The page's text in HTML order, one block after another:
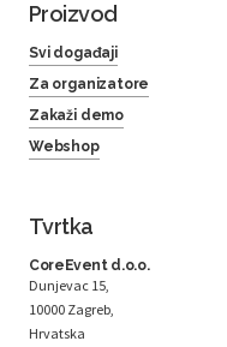
Proizvod
Svi događaji
Za organizatore
Zakaži demo
Webshop
Tvrtka
CoreEvent d.o.o.
Dunjevac 15,
10000 Zagreb,
Hrvatska